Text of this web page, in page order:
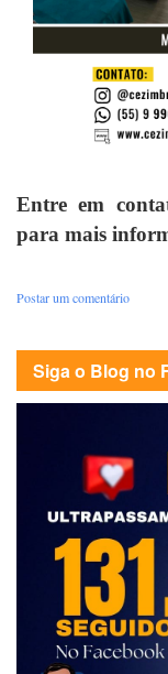
Entre em
para mais
Postar um comentário
Siga o Blog no